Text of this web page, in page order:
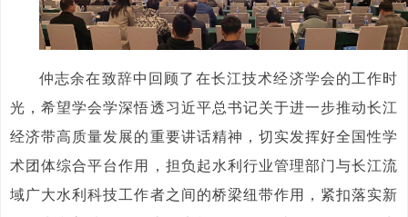
仲志余在致辞中回顾了在长江技术经济学会的工作时
光，希望学会学深悟透习近平总书记关于进一步推动长江
经济带高质量发展的重要讲话精神，切实发挥好全国性学
术团体综合平台作用，担负起水利行业管理部门与长江流
域广大水利科技工作者之间的桥梁纽带作用，紧扣落实新